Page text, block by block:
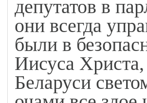
депутатов в
они всегда
были в
Иисуса Христа,
Беларуси